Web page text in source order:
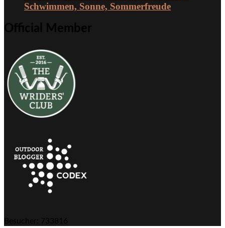
Schwimmen, Sonne, Sommerfreude
Official Member
Besucher: 733816